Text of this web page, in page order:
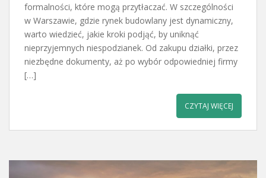
formalności, które mogą przytłaczać. W szczególności
w Warszawie, gdzie rynek budowlany jest dynamiczny,
warto wiedzieć, jakie kroki podjąć, by uniknąć
nieprzyjemnych niespodzianek. Od zakupu działki, przez
niezbędne dokumenty, aż po wybór odpowiedniej firmy
[…]
CZYTAJ WIĘCEJ